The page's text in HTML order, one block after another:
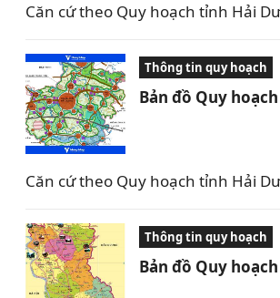
Căn cứ theo Quy hoạch tỉnh Hải
Thông tin quy hoạch
Bản đồ Quy
Căn cứ theo Quy hoạch tỉnh Hải
Thông tin quy hoạch
Bản đồ Quy